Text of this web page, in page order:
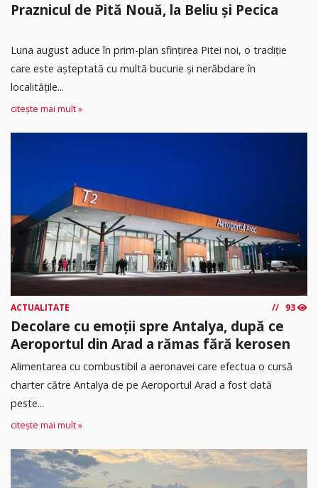
Praznicul de Pită Nouă, la Beliu și Pecica
Luna august aduce în prim-plan sfințirea Pitei noi, o tradiție
care este așteptată cu multă bucurie și nerăbdare în
localitățile...
citește mai mult »
ACTUALITATE 93
Decolare cu emoții spre Antalya, după ce
Aeroportul din Arad a rămas fără kerosen
Alimentarea cu combustibil a aeronavei care efectua o cursă
charter către Antalya de pe Aeroportul Arad a fost dată
peste...
citește mai mult »